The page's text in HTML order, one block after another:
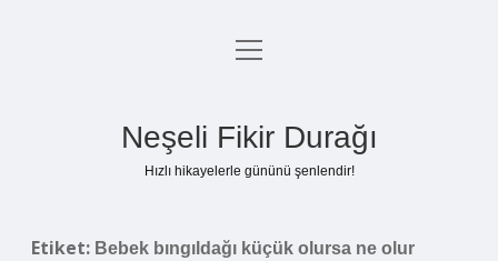
Anasayfa
menüyü
Neşeli Fikir Durağı
Hızlı hikayelerle gününü şenlendir!
Etiket: Bebek bıngıldağı küçük olursa ne olur